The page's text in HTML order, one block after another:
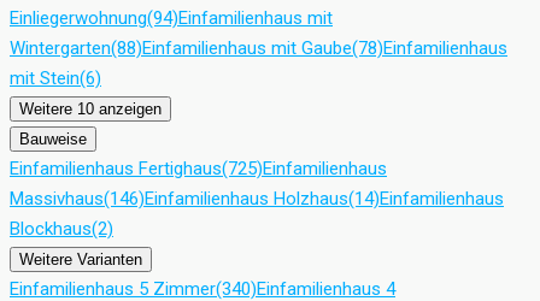
Einliegerwohnung(94)Einfamilienhaus mit
Wintergarten(88)Einfamilienhaus mit Gaube(78)Einfamilienhaus
mit Stein(6)
Weitere 10 anzeigen
Bauweise
Einfamilienhaus Fertighaus(725)Einfamilienhaus
Massivhaus(146)Einfamilienhaus Holzhaus(14)Einfamilienhaus
Blockhaus(2)
Weitere Varianten
Einfamilienhaus 5 Zimmer(340)Einfamilienhaus 4